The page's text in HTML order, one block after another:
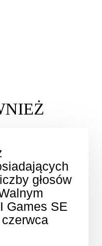
głosów
Games SE
czerwca